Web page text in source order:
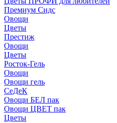
Премиум Сидс
Овощи
Цветы
Престиж
Овощи
Цветы
Росток-Гель
Овощи
Овощи гель
СеДеК
Овощи БЕЛ пак
Овощи ЦВЕТ пак
Цветы